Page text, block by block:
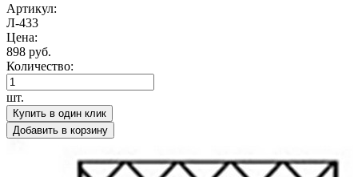
Артикул:
Л-433
Цена:
898 руб.
Количество:
шт.
Купить в один клик
Добавить в корзину